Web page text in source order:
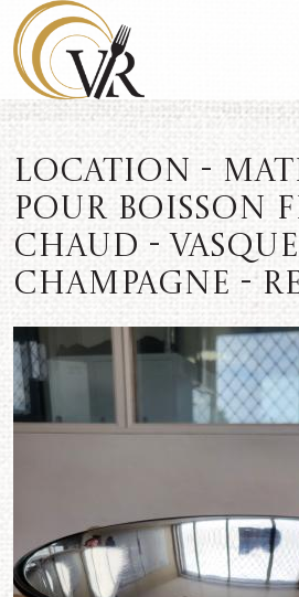
Location -
pour boisson
chaud -
champagne -